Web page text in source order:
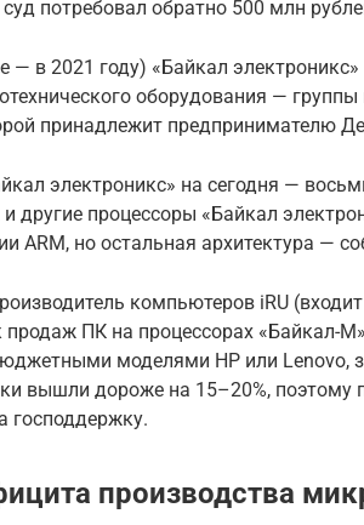
потребовал обратно 500 млн
— в 2021 году) «Байкал
оборудования —
принадлежит предпринимателю
электроникс» на сегодня —
другие процессоры «Байкал
ARM, но остальная архитектура —
компьютеров iRU
продаж ПК на процессорах «Байкал-
моделями HP или Lenovo,
вышли дороже на 15–20%, поэтому
господдержку.
производства